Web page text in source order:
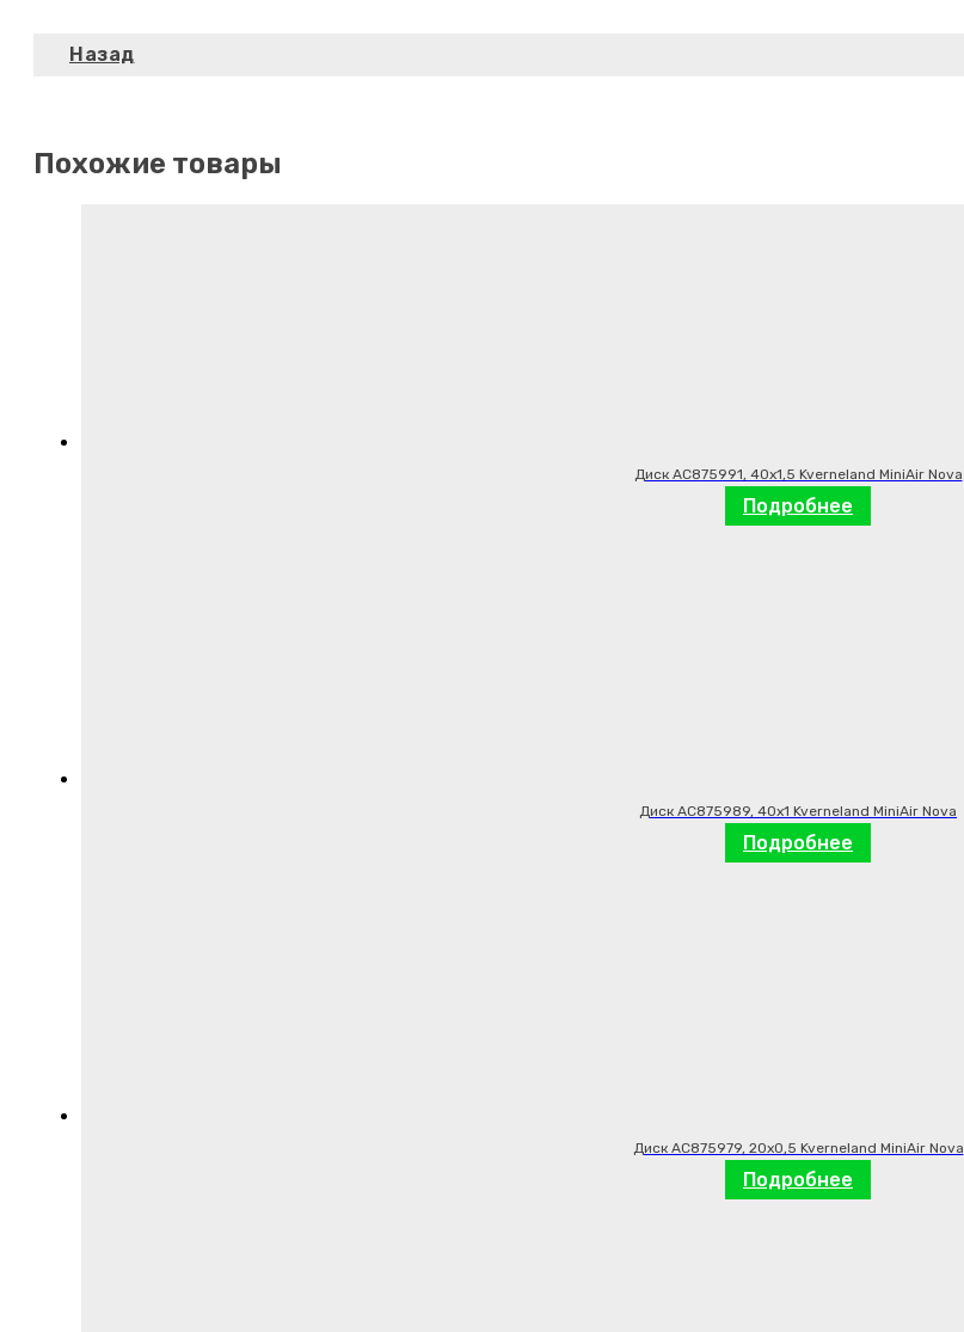
Похожие товары
Диск AC875991, 40х1,5 Kverneland MiniAir Nova
Подробнее
Диск AC875989, 40х1 Kverneland MiniAir Nova
Подробнее
Диск AC875979, 20х0,5 Kverneland MiniAir Nova
Подробнее